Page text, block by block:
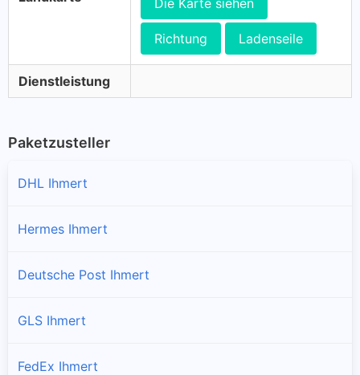
Die Karte siehen
Richtung Ladenseile
Dienstleistung
Paketzusteller
DHL Ihmert
Hermes Ihmert
Deutsche Post Ihmert
GLS Ihmert
FedEx Ihmert